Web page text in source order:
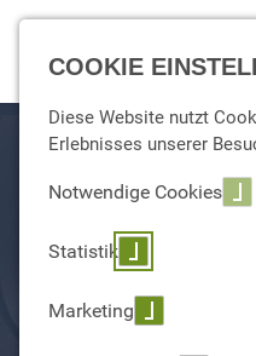
COOKIE
Diese Website nutzt
Erlebnisses unserer
Notwendige Cookies
Statistik
Marketing